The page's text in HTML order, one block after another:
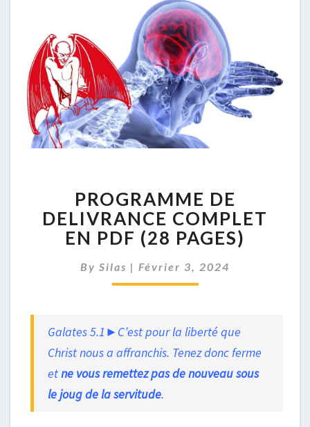
DE
DELIVRANCE
COMPLET
EN
(28
PAGES)
PROGRAMME DE
DELIVRANCE COMPLET
EN PDF (28 PAGES)
By Silas | Février 3, 2024
Galates 5.1►C’est pour la liberté que
Christ nous a affranchis. Tenez donc ferme
etne vous remettez pas de nouveau sous
le joug de la servitude.